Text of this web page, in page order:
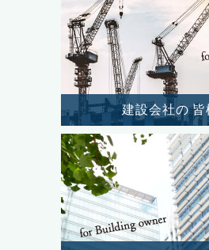
建設会社の皆